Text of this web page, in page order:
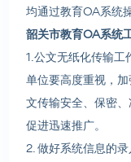
均通过教育OA系统操
韶关市教育OA系统
1.公文无纸化传输工
单位要高度重视，
文传输安全、保密
促进迅速推广。
2. 做好系统信息的